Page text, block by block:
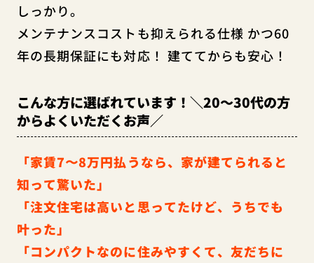
しっかり。
メンテナンスコストも抑えられる仕様 かつ60
年の長期保証にも対応！ 建ててからも安心！
こんな方に選ばれています！＼20～30代の方
からよくいただくお声／
「家賃7〜8万円払うなら、家が建てられると
知って驚いた」
「注文住宅は高いと思ってたけど、うちでも
叶った」
「コンパクトなのに住みやすくて、友だちに